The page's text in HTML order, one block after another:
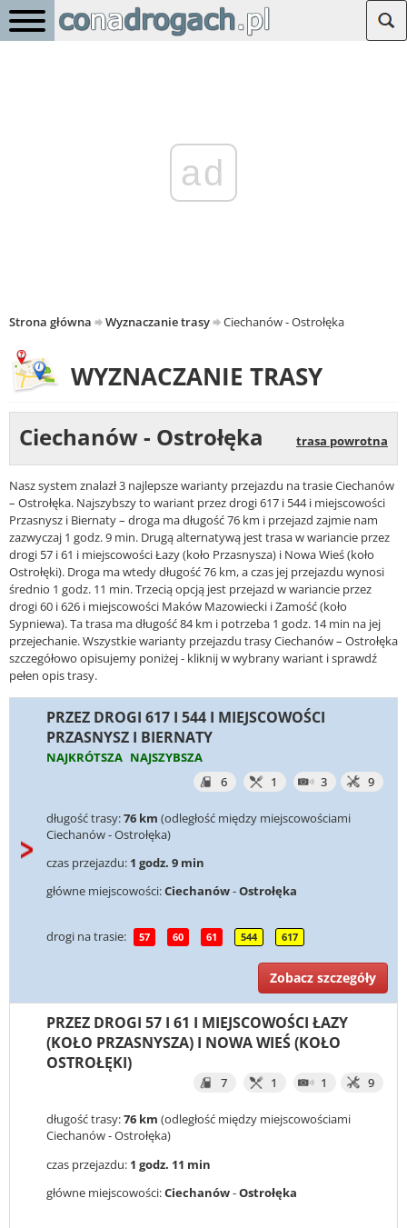
ad
Strona główna Wyznaczanie trasy Ciechanów - Ostrołęka
WYZNACZANIE TRASY
Ciechanów - Ostrołęka trasa powrotna
Nasz system znalazł 3 najlepsze warianty przejazdu na trasie Ciechanów
– Ostrołęka. Najszybszy to wariant przez drogi 617 i 544 i miejscowości
Przasnysz i Biernaty – droga ma długość 76 km i przejazd zajmie nam
zazwyczaj 1 godz. 9 min. Drugą alternatywą jest trasa w wariancie przez
drogi 57 i 61 i miejscowości Łazy (koło Przasnysza) i Nowa Wieś (koło
Ostrołęki). Droga ma wtedy długość 76 km, a czas jej przejazdu wynosi
średnio 1 godz. 11 min. Trzecią opcją jest przejazd w wariancie przez
drogi 60 i 626 i miejscowości Maków Mazowiecki i Zamość (koło
Sypniewa). Ta trasa ma długość 84 km i potrzeba 1 godz. 14 min na jej
przejechanie. Wszystkie warianty przejazdu trasy Ciechanów – Ostrołęka
szczegółowo opisujemy poniżej - kliknij w wybrany wariant i sprawdź
pełen opis trasy.
PRZEZ DROGI 617 I 544 I MIEJSCOWOŚCI
PRZASNYSZ I BIERNATY
NAJKRÓTSZA NAJSZYBSZA
6
1 3 9
długość trasy:76 km (odległość między miejscowościami
Ciechanów - Ostrołęka)
czas przejazdu: 1 godz. 9 min
główne miejscowości:Ciechanów-Ostrołęka
drogi na trasie: 57 60 61 544 617
Zobacz szczegóły
PRZEZ DROGI 57 I 61 I MIEJSCOWOŚCI ŁAZY
(KOŁO PRZASNYSZA) I NOWA WIEŚ (KOŁO
OSTROŁĘKI)
7 1 1 9
długość trasy:76 km (odległość między miejscowościami
Ciechanów - Ostrołęka)
czas przejazdu: 1 godz. 11 min
główne miejscowości:Ciechanów-Ostrołęka